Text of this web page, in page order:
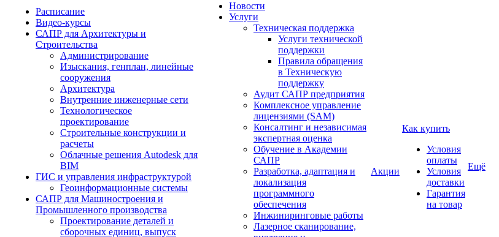
Расписание
Видео-курсы
САПР для Архитектуры и
Строительства
Администрирование
Изыскания, генплан, линейные
сооружения
Архитектура
Внутренние инженерные сети
Технологическое
проектирование
Строительные конструкции и
расчеты
Облачные решения Autodesk для
BIM
ГИС и управления инфраструктурой
Геоинформационные системы
САПР для Машиностроения и
Промышленного производства
Проектирование деталей и
сборочных единиц, выпуск
Новости
Услуги
Техническая поддержка
Услуги технической
поддержки
Правила обращения
в Техническую
поддержку
Аудит САПР предприятия
Комплексное управление
лицензиями (SAM)
Консалтинг и независимая
экспертная оценка
Обучение в Академии
САПР
Разработка, адаптация и
локализация
программного
обеспечения
Инжиниринговые работы
Лазерное сканирование,
Акции
Как купить
Условия
оплаты
Условия
доставки
Гарантия
на товар
Ещё